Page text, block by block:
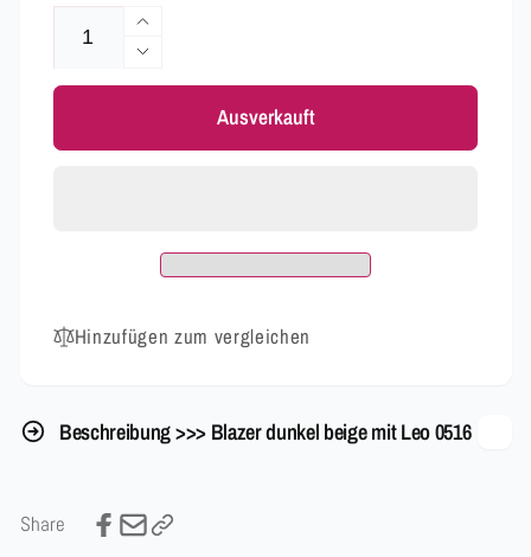
Erhöhe
die
Menge
Leo
0516
Verringere
die
für
mit
Leo
Ausverkauft
Hinzufügen zum vergleichen
Beschreibung >>> Blazer dunkel beige mit Leo 0516
Share